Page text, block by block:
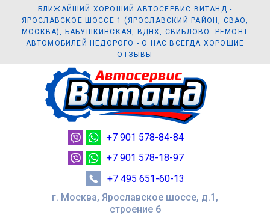
БЛИЖАЙШИЙ ХОРОШИЙ АВТОСЕРВИС ВИТАНД -
ЯРОСЛАВСКОЕ ШОССЕ 1 (ЯРОСЛАВСКИЙ РАЙОН, СВАО,
МОСКВА), БАБУШКИНСКАЯ, ВДНХ, СВИБЛОВО. РЕМОНТ
АВТОМОБИЛЕЙ НЕДОРОГО - О НАС ВСЕГДА ХОРОШИЕ
ОТЗЫВЫ
г. Москва, Ярославское шоссе, д.1,
строение 6
+7 901 578-84-84
+7 901 578-18-97
+7 495 651-60-13